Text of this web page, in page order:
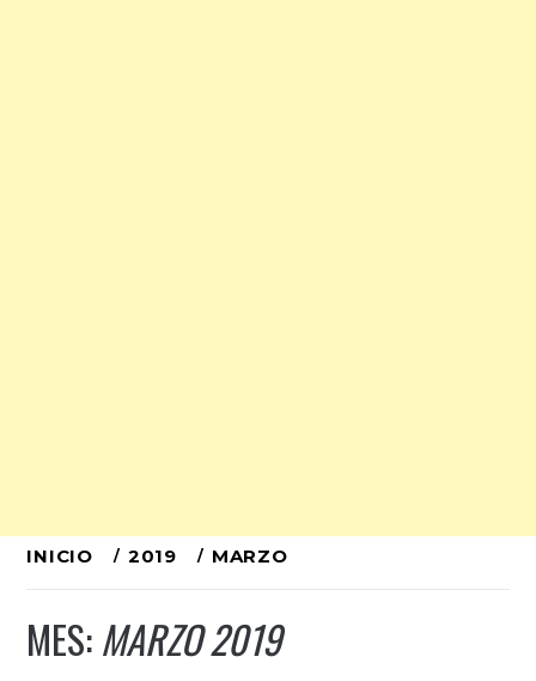
Ir
contenido
INICIO 2019 MARZO
MES:MARZO 2019